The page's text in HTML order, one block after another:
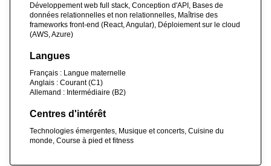
Développement web full stack, Conception d'API, Bases de
données relationnelles et non relationnelles, Maîtrise des
frameworks front-end (React, Angular), Déploiement sur le cloud
(AWS, Azure)
Langues
Français : Langue maternelle
Anglais : Courant (C1)
Allemand : Intermédiaire (B2)
Centres d'intérêt
Technologies émergentes, Musique et concerts, Cuisine du
monde, Course à pied et fitness